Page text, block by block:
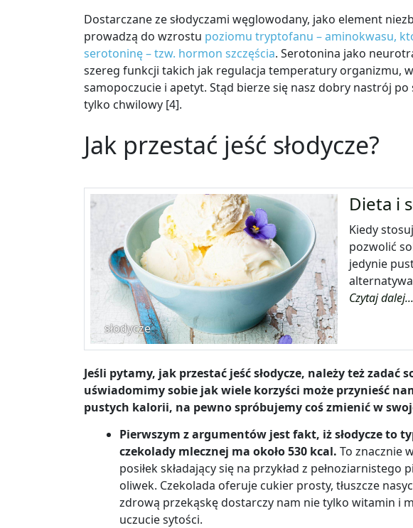
Dostarczane ze słodyczami węglowodany, jako element
prowadzą do wzrostu poziomu tryptofanu –aminokwasu,
serotoninę–tzw. hormon szczęścia. Serotonina jako
szereg funkcji takich jak regulacja temperatury organizmu,
samopoczucie i apetyt. Stąd bierze się nasz dobry nastrój po
tylko chwilowy [4].
Jak przestać jeść słodycze?
słodycze
Dieta i
Kiedy
pozwolić
jedynie
Czytaj dalej...
Jeśli pytamy, jak przestać jeść słodycze, należy też zadać
uświadomimy sobie jak wiele korzyści może przynieść
pustych kalorii, na pewno spróbujemy coś zmienić w
Pierwszym z argumentów jest fakt, iż słodycze to
czekolady mlecznej ma około 530 kcal. To znacznie
posiłek składający się na przykład z pełnoziarnistego
oliwek. Czekolada oferuje cukier prosty, tłuszcze
zdrową przekąskę dostarczy nam nie tylko witamin i
uczucie sytości.